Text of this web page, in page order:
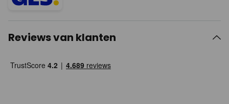
Reviews van klanten